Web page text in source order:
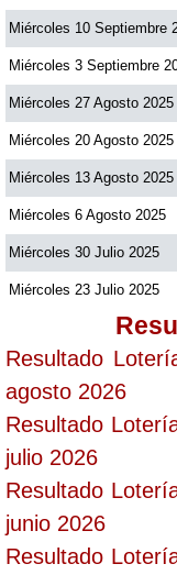
Miércoles 10 Septiembre
Miércoles 3 Septiembre
Miércoles 27 Agosto 2025
Miércoles 20 Agosto 2025
Miércoles 13 Agosto 2025
Miércoles 6 Agosto 2025
Miércoles 30 Julio 2025
Miércoles 23 Julio 2025
Resultado
agosto 2026
Resultado
julio 2026
Resultado
junio 2026
Resultado